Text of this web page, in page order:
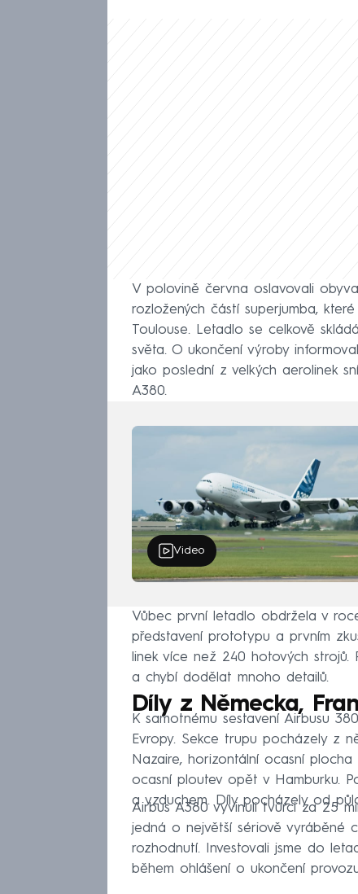
V polovině června oslavovali
rozložených částí superjumba,
Toulouse. Letadlo se celkově
světa. O ukončení výroby
jako poslední z velkých aerolinek
A380.
Video
Vůbec první letadlo obdržela v
představení prototypu a prvním
linek více než 240 hotových
a chybí dodělat mnoho detailů.
Díly z Německa,
K samotnému sestavení Airbusu
Evropy. Sekce trupu pocházely z
Nazaire, horizontální ocasní
ocasní ploutev opět v Hamburku.
a vzduchem. Díly pocházely od
Airbus A380 vyvinuli tvůrci za 25
jedná o největší sériově vyráběné
rozhodnutí. Investovali jsme do
během ohlášení o ukončení